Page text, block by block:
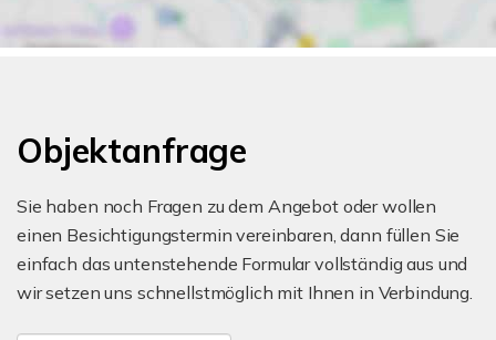
Objektanfrage
Sie haben noch Fragen zu dem Angebot oder wollen
einen Besichtigungstermin vereinbaren, dann füllen Sie
einfach das untenstehende Formular vollständig aus und
wir setzen uns schnellstmöglich mit Ihnen in Verbindung.